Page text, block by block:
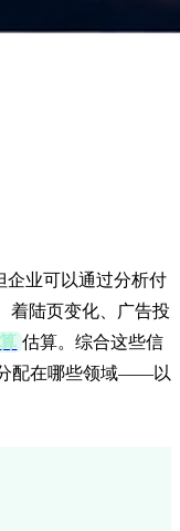
企业可以通过分析付
着陆页变化、广告投
估算。综合这些信
配在哪些领域——以